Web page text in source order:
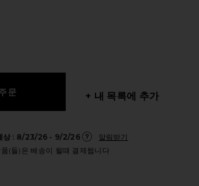
+ 내 목록에 추가
상 : 8/23/26 - 9/2/26
알림받기
(들)은 배송이 될때 결제됩니다